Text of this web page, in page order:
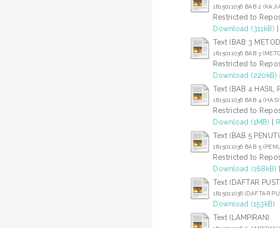
1815011036 BAB 2
Restricted to
Download (311kB) |
Text (BAB 3
1815011036 BAB 3
Restricted to
Download (220kB)
Text (BAB 4 HASIL
1815011036 BAB 4
Restricted to
Download (1MB) |
Text (BAB 5
1815011036 BAB 5
Restricted to
Download (168kB) |
Text (DAFTAR
1815011036 (DAFTAR
Download (153kB)
Text (LAMPIRAN)